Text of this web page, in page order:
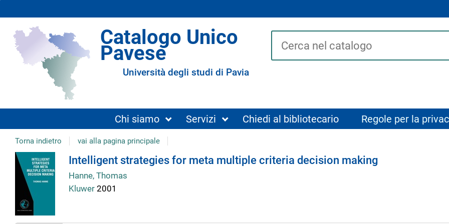
Catalogo Unico
Pavese
Università degli studi di Pavia
Cerca su "Catalogo"
Chi siamo Servizi Chiedi al bibliotecario Regole per la
Torna indietro vai alla pagina principale
Dettaglio
del
documento
Intelligent strategies for meta multiple criteria decision making
Hanne, Thomas
Kluwer 2001